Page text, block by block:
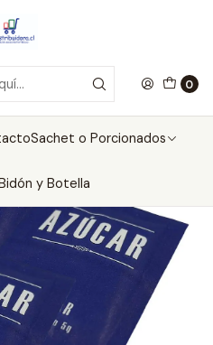
0
Sachet o Porcionados
y Botella
5gr 800 Unidades